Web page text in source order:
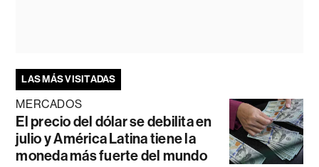
LAS MÁS VISITADAS
MERCADOS
El precio del dólar se debilita en
julio y América Latina tiene la
moneda más fuerte del mundo